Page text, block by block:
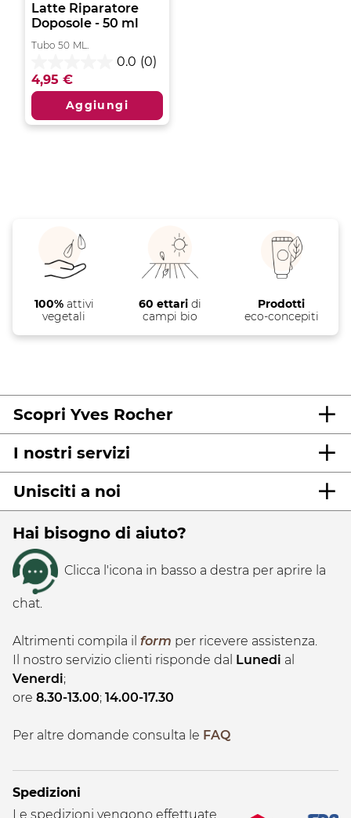
Latte Riparatore
Doposole - 50 ml
Tubo 50 ML.
0.0 (0)
su
5
stelle.
4,95 €
Aggiungi
100%attivi
vegetali
60 ettaridi
campi bio
Prodotti
eco-concepiti
Scopri Yves Rocher
I nostri servizi
Unisciti a noi
Hai bisogno di aiuto?
Clicca l'icona in basso a destra per aprire la
chat.
Altrimenti compila il form per ricevere assistenza.
Il nostro servizio clienti risponde dal Lunedi al
Venerdi;
ore 8.30-13.00; 14.00-17.30
Per altre domande consulta le FAQ
Spedizioni
Le spedizioni vengono effettuate